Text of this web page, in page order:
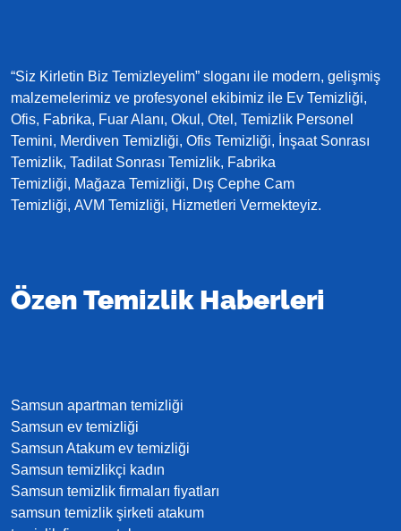
“Siz Kirletin Biz Temizleyelim” sloganı ile modern, gelişmiş
malzemelerimiz ve profesyonel ekibimiz ile Ev Temizliği,
Ofis, Fabrika, Fuar Alanı, Okul, Otel, Temizlik Personel
Temini, Merdiven Temizliği, Ofis Temizliği, İnşaat Sonrası
Temizlik, Tadilat Sonrası Temizlik, Fabrika
Temizliği, Mağaza Temizliği, Dış Cephe Cam
Temizliği, AVM Temizliği, Hizmetleri Vermekteyiz.
Özen Temizlik Haberleri
Samsun apartman temizliği
Samsun ev temizliği
Samsun Atakum ev temizliği
Samsun temizlikçi kadın
Samsun temizlik firmaları fiyatları
samsun temizlik şirketi atakum